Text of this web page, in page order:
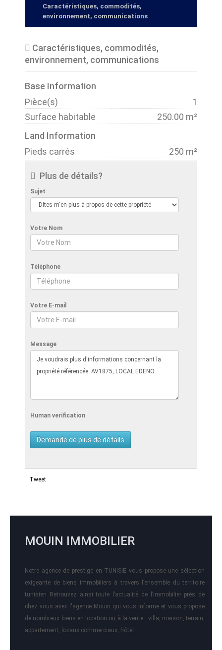
Caractéristiques, commodités,
environnement, communications
Caractéristiques, commodités,
environnement, communications
Base Information
Pièce(s)
1
Surface habitable
250.00 m²
Land Information
Pieds carrés
250 m²
Plus de détails?
Sujet
Votre Nom
Téléphone
Votre E-mail
Message
Human verification
Tweet
MOUIN IMMOBILIER
Notre agence de prestige en TUNISIE vous propose une sélection
exigeante de biens immobiliers à travers l’ensemble du territoire
tunisien Retrouvez ainsi toute l’actualité de l’immobilier près de
chez vous avec l'agence Mouin qui vous informe et vous propose
de nombreux biens en location ou à la vente : villa, maison, terrain,
appartement, locaux commerciaux, hôtel….